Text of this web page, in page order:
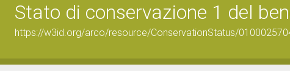
Stato di conservazione 1 del
https://w3id.org/arco/resource/ConservationStatus/